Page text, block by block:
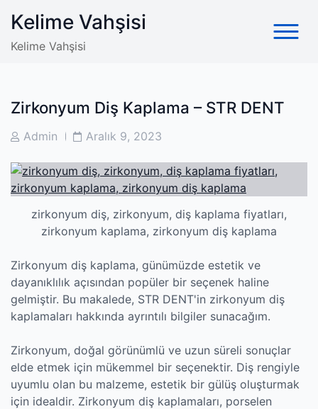
content
Kelime Vahşisi
Kelime Vahşisi
Zirkonyum Diş Kaplama – STR DENT
PostAdmin
PostAralık 9, 2023
zirkonyum diş, zirkonyum, diş kaplama fiyatları,
zirkonyum kaplama, zirkonyum diş kaplama
Zirkonyum diş kaplama, günümüzde estetik ve
dayanıklılık açısından popüler bir seçenek haline
gelmiştir. Bu makalede, STR DENT'in zirkonyum diş
kaplamaları hakkında ayrıntılı bilgiler sunacağım.
Zirkonyum, doğal görünümlü ve uzun süreli sonuçlar
elde etmek için mükemmel bir seçenektir. Diş rengiyle
uyumlu olan bu malzeme, estetik bir gülüş oluşturmak
için idealdir. Zirkonyum diş kaplamaları, porselen